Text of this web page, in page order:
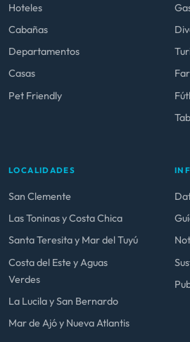
Hoteles
Cabañas
Departamentos
Casas
Pet Friendly
LOCALIDADES
San Clemente
Las Toninas y Costa Chica
Santa Teresita y Mar del Tuyú
Costa del Este y Aguas
Verdes
La Lucila y San Bernardo
Mar de Ajó y Nueva Atlantis